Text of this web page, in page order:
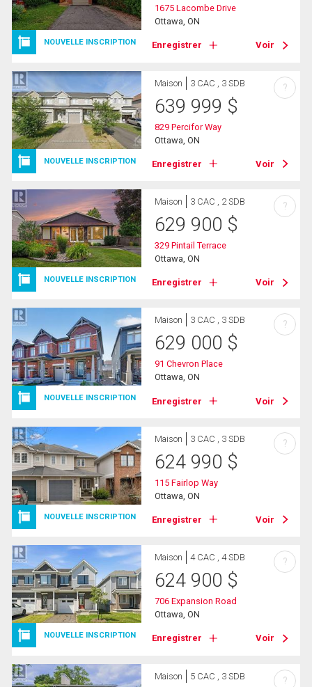
NOUVELLE INSCRIPTION
1675 Lacombe Drive
Ottawa, ON
Enregistrer Voir
NOUVELLE INSCRIPTION
Maison 3 CAC , 3 SDB
639 999 $
829 Percifor Way
Ottawa, ON
Enregistrer Voir
?
NOUVELLE INSCRIPTION
Maison 3 CAC , 2 SDB
629 900 $
329 Pintail Terrace
Ottawa, ON
Enregistrer Voir
?
NOUVELLE INSCRIPTION
Maison 3 CAC , 3 SDB
629 000 $
91 Chevron Place
Ottawa, ON
Enregistrer Voir
?
NOUVELLE INSCRIPTION
Maison 3 CAC , 3 SDB
624 990 $
115 Fairlop Way
Ottawa, ON
Enregistrer Voir
?
NOUVELLE INSCRIPTION
Maison 4 CAC , 4 SDB
624 900 $
706 Expansion Road
Ottawa, ON
Enregistrer Voir
?
Maison 5 CAC , 3 SDB ?